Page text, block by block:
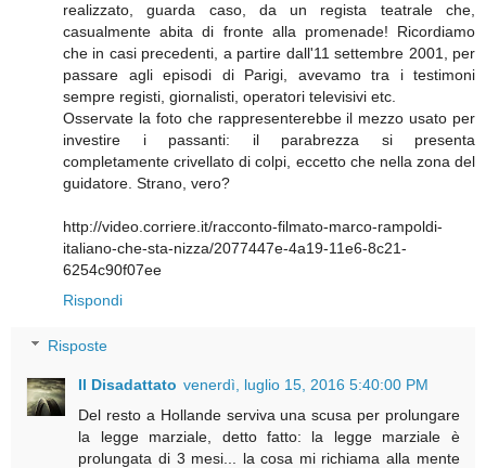
realizzato, guarda caso, da un regista teatrale che,
casualmente abita di fronte alla promenade! Ricordiamo
che in casi precedenti, a partire dall'11 settembre 2001, per
passare agli episodi di Parigi, avevamo tra i testimoni
sempre registi, giornalisti, operatori televisivi etc.
Osservate la foto che rappresenterebbe il mezzo usato per
investire i passanti: il parabrezza si presenta
completamente crivellato di colpi, eccetto che nella zona del
guidatore. Strano, vero?
http://video.corriere.it/racconto-filmato-marco-rampoldi-
italiano-che-sta-nizza/2077447e-4a19-11e6-8c21-
6254c90f07ee
Rispondi
Risposte
Il Disadattato venerdì, luglio 15, 2016 5:40:00 PM
Del resto a Hollande serviva una scusa per prolungare
la legge marziale, detto fatto: la legge marziale è
prolungata di 3 mesi... la cosa mi richiama alla mente